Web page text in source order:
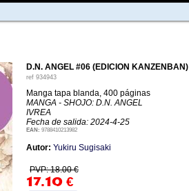
D.N. ANGEL #06 (EDICION KANZENBAN)
ref 934943
Manga tapa blanda, 400 páginas
MANGA - SHOJO: D.N. ANGEL
IVREA
Fecha de salida: 2024-4-25
EAN: 9788410213982
Autor: Yukiru Sugisaki
PVP: 18.00 €
17.10 €